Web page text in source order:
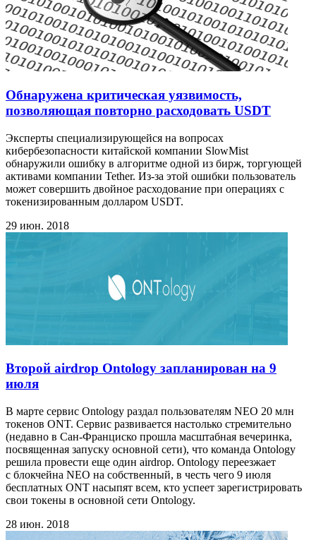
Обнаружена критическая уязвимость,
позволяющая повторно расходовать USDT
Эксперты специализирующейся на вопросах
кибербезопасности китайской компании SlowMist
обнаружили ошибку в алгоритме одной из бирж, торгующей
активами компании Tether. Из-за этой ошибки пользователь
может совершить двойное расходование при операциях с
токенизированным долларом USDT.
29 июн. 2018
Второй airdrop Ontology запланирован на 9
июля
В марте сервис Ontology раздал пользователям NEO 20 млн
токенов ONT. Сервис развивается настолько стремительно
(недавно в Сан-Франциско прошла масштабная вечеринка,
посвященная запуску основной сети), что команда Ontology
решила провести еще один airdrop. Ontology переезжает
с блокчейна NEO на собственный, в честь чего 9 июля
бесплатных ONT насыпят всем, кто успеет зарегистрировать
свои токены в основной сети Ontology.
28 июн. 2018